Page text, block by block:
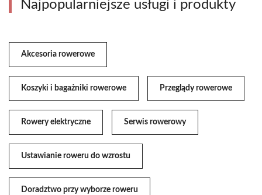
Najpopularniejsze usługi i produkty
Akcesoria rowerowe
Koszyki i bagażniki rowerowe Przeglądy rowerowe
Rowery elektryczne Serwis rowerowy
Ustawianie roweru do wzrostu
Doradztwo przy wyborze roweru